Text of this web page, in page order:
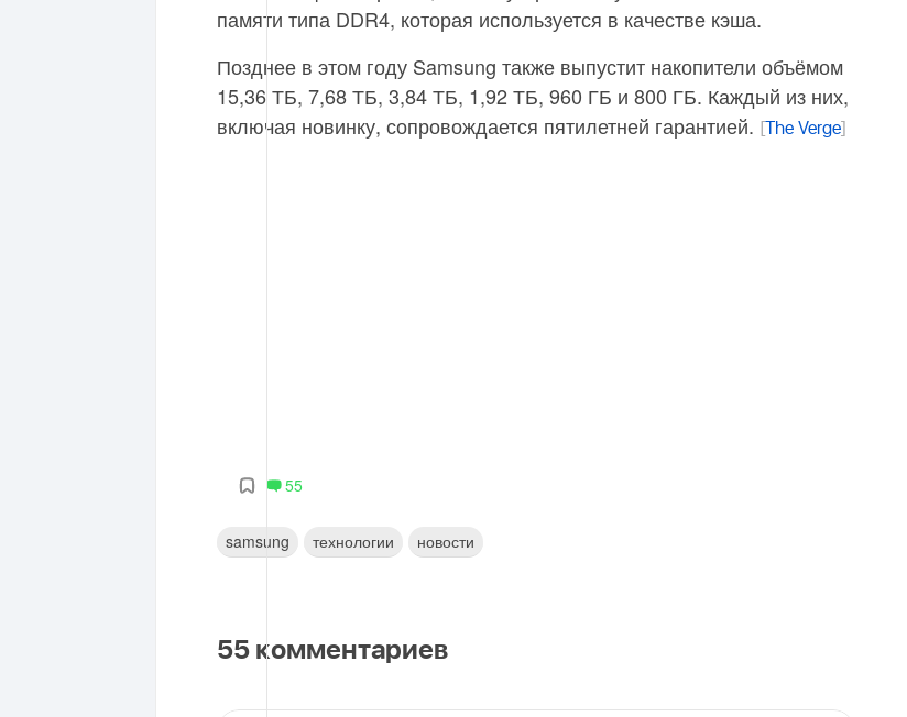
памяти типа DDR4, которая используется в качестве кэша.
Позднее в этом году Samsung также выпустит накопители объёмом
15,36 ТБ, 7,68 ТБ, 3,84 ТБ, 1,92 ТБ, 960 ГБ и 800 ГБ. Каждый из них,
включая новинку, сопровождается пятилетней гарантией.
The Verge
55
samsung технологии новости
55 комментариев